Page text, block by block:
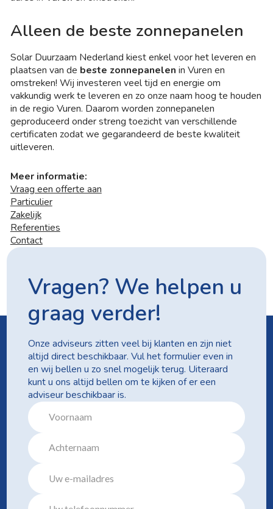
Alleen de beste zonnepanelen
Solar Duurzaam Nederland kiest enkel voor het leveren en
plaatsen van de beste zonnepanelen in Vuren en
omstreken! Wij investeren veel tijd en energie om
vakkundig werk te leveren en zo onze naam hoog te houden
in de regio Vuren. Daarom worden zonnepanelen
geproduceerd onder streng toezicht van verschillende
certificaten zodat we gegarandeerd de beste kwaliteit
uitleveren.
Meer informatie:
Vraag een offerte aan
Particulier
Zakelijk
Referenties
Contact
Vragen? We helpen u
graag verder!
Onze adviseurs zitten veel bij klanten en zijn niet
altijd direct beschikbaar. Vul het formulier even in
en wij bellen u zo snel mogelijk terug. Uiteraard
kunt u ons altijd bellen om te kijken of er een
adviseur beschikbaar is.